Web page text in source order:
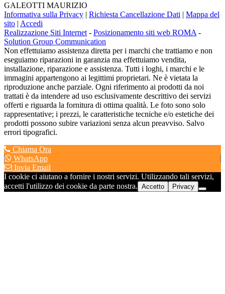
GALEOTTI MAURIZIO
Informativa sulla Privacy | Richiesta Cancellazione Dati | Mappa del
sito | Accedi
Realizzazione Siti Internet - Posizionamento siti web ROMA -
Solution Group Communication
Non effettuiamo assistenza diretta per i marchi che trattiamo e non
eseguiamo riparazioni in garanzia ma effettuiamo vendita,
installazione, riparazione e assistenza. Tutti i loghi, i marchi e le
immagini appartengono ai legittimi proprietari. Ne è vietata la
riproduzione anche parziale. Ogni riferimento ai prodotti da noi
trattati è da intendere ad uso esclusivamente descrittivo dei servizi
offerti e riguarda la fornitura di ottima qualità. Le foto sono solo
rappresentative; i prezzi, le caratteristiche tecniche e/o estetiche dei
prodotti possono subire variazioni senza alcun preavviso. Salvo
errori tipografici.
Chiama Ora
WhatsApp
Invia Email
I cookie ci aiutano a fornire i nostri servizi. Utilizzando tali servizi,
accetti l'utilizzo dei cookie da parte nostra. Accetto Privacy